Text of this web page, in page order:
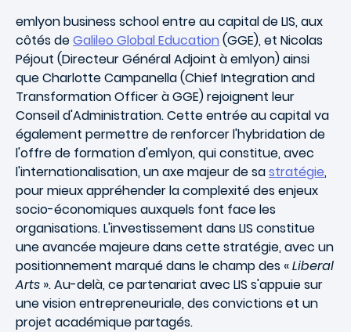
emlyon business school entre au capital de LIS, aux
côtés deGalileo Global Education (GGE), et Nicolas
Péjout (Directeur Général Adjoint à emlyon) ainsi
que Charlotte Campanella (Chief Integration and
Transformation Officer à GGE) rejoignent leur
Conseil d'Administration. Cette entrée au capital va
également permettre de renforcer l'hybridation de
l'offre de formation d'emlyon, qui constitue, avec
l'internationalisation, un axe majeur de sastratégie,
pour mieux appréhender la complexité des enjeux
socio-économiques auxquels font face les
organisations. L'investissement dans LIS constitue
une avancée majeure dans cette stratégie, avec un
positionnement marqué dans le champ des «Liberal
Arts ». Au-delà, ce partenariat avec LIS s'appuie sur
une vision entrepreneuriale, des convictions et un
projet académique partagés.